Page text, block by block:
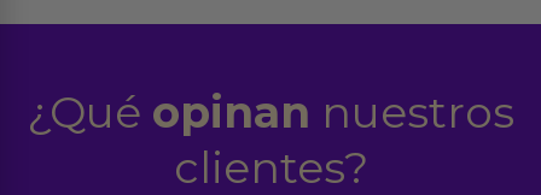
¿Qué opinan nuestros
clientes?